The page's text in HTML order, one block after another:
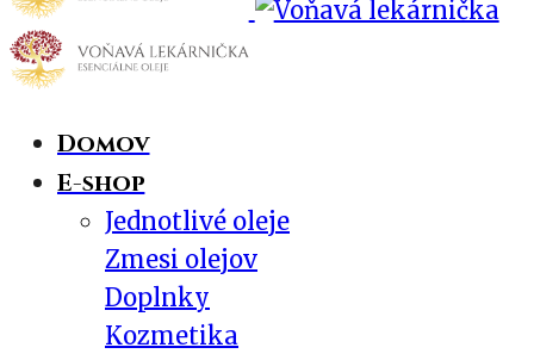
Domov
E-shop
Jednotlivé oleje
Zmesi olejov
Doplnky
Kozmetika